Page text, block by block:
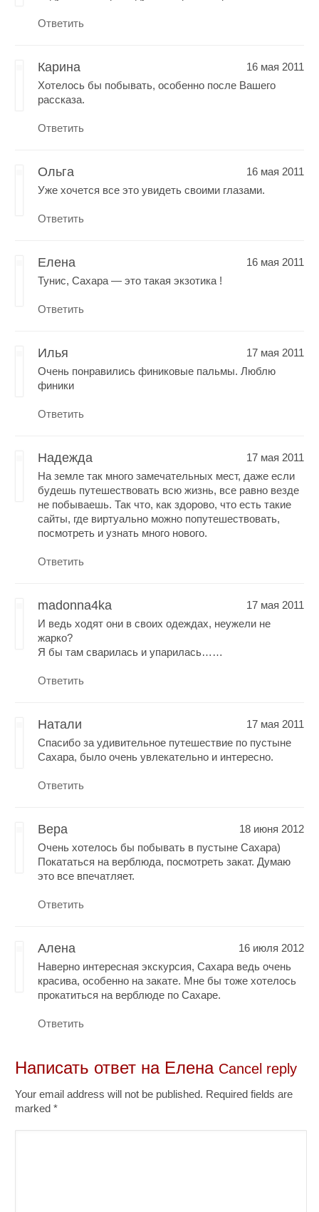
Ответить
Карина
16 мая 2011
Хотелось бы побывать, особенно после Вашего
рассказа.
Ответить
Ольга
16 мая 2011
Уже хочется все это увидеть своими глазами.
Ответить
Елена
16 мая 2011
Тунис, Сахара — это такая экзотика !
Ответить
Илья
17 мая 2011
Очень понравились финиковые пальмы. Люблю
финики
Ответить
Надежда
17 мая 2011
На земле так много замечательных мест, даже если
будешь путешествовать всю жизнь, все равно везде
не побываешь. Так что, как здорово, что есть такие
сайты, где виртуально можно попутешествовать,
посмотреть и узнать много нового.
Ответить
madonna4ka
17 мая 2011
И ведь ходят они в своих одеждах, неужели не
жарко?
Я бы там сварилась и упарилась……
Ответить
Натали
17 мая 2011
Спасибо за удивительное путешествие по пустыне
Сахара, было очень увлекательно и интересно.
Ответить
Вера
18 июня 2012
Очень хотелось бы побывать в пустыне Сахара)
Покататься на верблюда, посмотреть закат. Думаю
это все впечатляет.
Ответить
Алена
16 июля 2012
Наверно интересная экскурсия, Сахара ведь очень
красива, особенно на закате. Мне бы тоже хотелось
прокатиться на верблюде по Сахаре.
Ответить
Написать ответ на Елена Cancel reply
Your email address will not be published. Required fields are
marked*